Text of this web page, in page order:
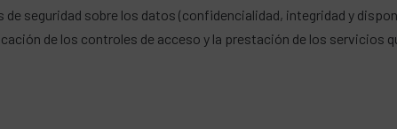
seguridad sobre los datos (confidencialidad, integridad y
de los controles de acceso y la prestación de los servicios